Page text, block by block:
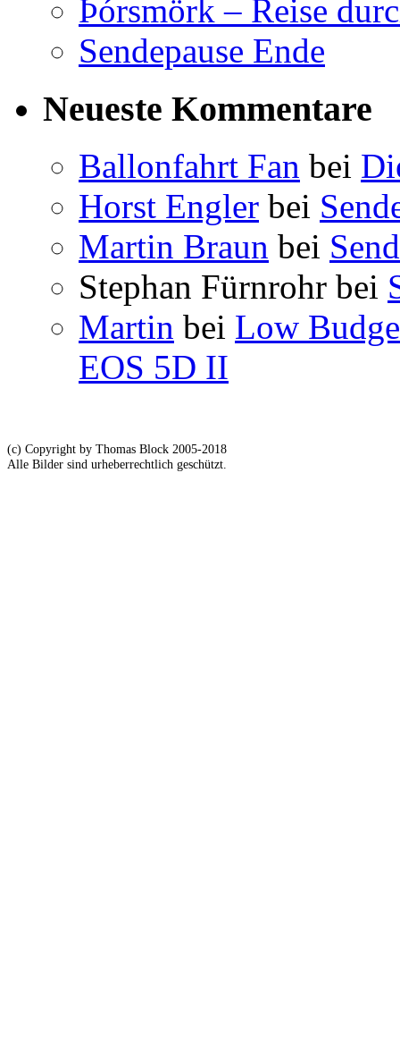
Þórsmörk – Reise
Sendepause Ende
Neueste Kommentare
Ballonfahrt Fan bei
Horst Engler bei
Martin Braun bei
Stephan Fürnrohr bei
Martin bei Low
EOS 5D II
(c) Copyright by Thomas Block 2005-2018
Alle Bilder sind urheberrechtlich geschützt.